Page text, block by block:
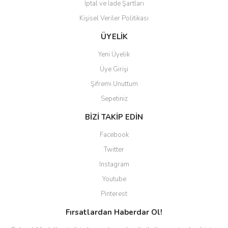
Gönder
İptal ve İade Şartları
Kişisel Veriler Politikası
ÜYELİK
Yeni Üyelik
Üye Girişi
Şifremi Unuttum
Sepetiniz
BİZİ TAKİP EDİN
Facebook
Twitter
Instagram
Youtube
Pinterest
Fırsatlardan Haberdar Ol!